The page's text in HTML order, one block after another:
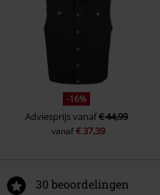
-16%
Adviesprijsvanaf€ 44,99
vanaf€ 37,39
30 beoordelingen